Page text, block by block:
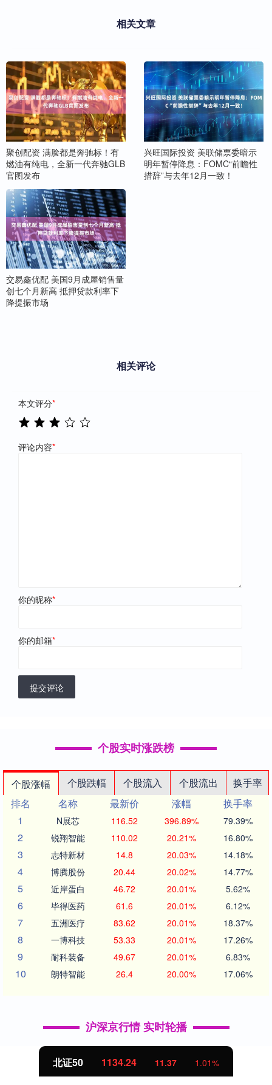
相关文章
聚创配资 满脸都是奔驰标！有
燃油有纯电，全新一代奔驰GLB
官图发布
兴旺国际投资 美联储票委暗示
明年暂停降息：FOMC“前瞻性
措辞”与去年12月一致！
交易鑫优配 美国9月成屋销售量
创七个月新高 抵押贷款利率下
降提振市场
相关评论
本文评分*
评论内容*
你的昵称*
你的邮箱*
提交评论
个股实时涨跌榜
个股涨幅 个股跌幅 个股流入 个股流出
换手率
排名
名称 最新价 涨幅
换手率
1
N展芯 116.52 396.89% 79.39%
2 锐翔智能 110.02 20.21% 16.80%
3 志特新材 14.8 20.03% 14.18%
4 博腾股份 20.44 20.02% 14.77%
5 近岸蛋白 46.72 20.01% 5.62%
6 毕得医药 61.6 20.01% 6.12%
7 五洲医疗 83.62 20.01% 18.37%
8 一博科技 53.33 20.01% 17.26%
9 耐科装备 49.67 20.01% 6.83%
10 朗特智能 26.4 20.00% 17.06%
沪深京行情 实时轮播
北证50 1134.24 11.37 1.01%